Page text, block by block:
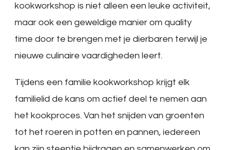
kookworkshop is niet alleen een leuke activiteit,
maar ook een geweldige manier om quality
time door te brengen met je dierbaren terwijl je
nieuwe culinaire vaardigheden leert.
Tijdens een familie kookworkshop krijgt elk
familielid de kans om actief deel te nemen aan
het kookproces. Van het snijden van groenten
tot het roeren in potten en pannen, iedereen